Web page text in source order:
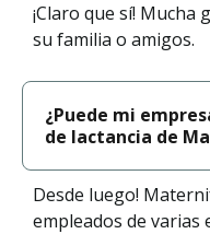
¡Claro que sí!
su familia o amigos.
¿Puede mi
de lactancia de
Desde luego!
empleados de varias